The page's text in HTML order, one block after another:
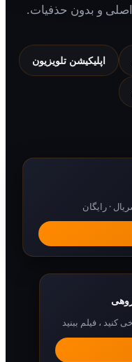
و بدون حذفیات.
اپلیکیشن تلویزیون
· رایگان
کنید ، فیلم ببنید